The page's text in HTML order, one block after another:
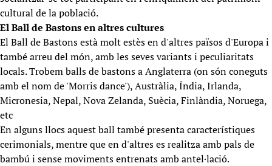
cultural de la població.
El Ball de Bastons en altres cultures
El Ball de Bastons està molt estès en d'altres països d'Europa i
també arreu del món, amb les seves variants i peculiaritats
locals. Trobem balls de bastons a Anglaterra (on són coneguts
amb el nom de 'Morris dance'), Austràlia, Índia, Irlanda,
Micronesia, Nepal, Nova Zelanda, Suècia, Finlàndia, Noruega,
etc
En alguns llocs aquest ball també presenta característiques
cerimonials, mentre que en d'altres es realitza amb pals de
bambú i sense moviments entrenats amb antel·lació.